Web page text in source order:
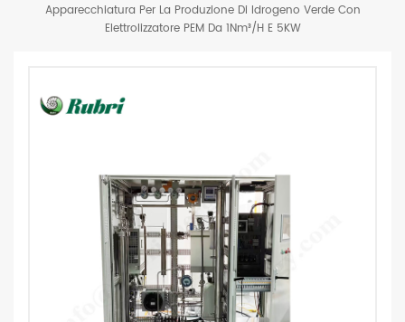
Apparecchiatura Per La Produzione Di Idrogeno Verde Con
Elettrolizzatore PEM Da 1Nm³/h E 5KW